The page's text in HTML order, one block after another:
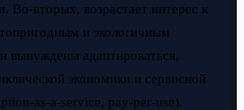
Во-вторых, возрастает интерес к
и экологичным
вынуждены адаптироваться,
экономики и сервисной
as-a-service, pay-per-use).